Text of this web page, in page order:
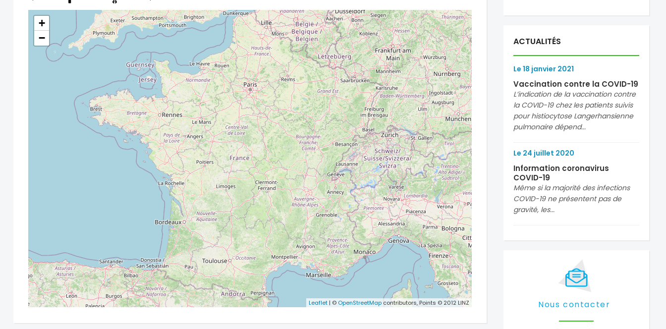
+
−
Leaflet| © OpenStreetMapcontributors, Points © 2012 LINZ
ACTUALITÉS
Le 18 janvier2021
Vaccination contre la COVID-19
L’indication de la vaccination contre
la COVID-19 chez les patients suivis
pour histiocytose Langerhansienne
pulmonaire dépend...
Le 24 juillet 2020
Information coronavirus
COVID-19
Même si la majorité des infections
COVID-19 ne présentent pas de
gravité, les...
Nous contacter